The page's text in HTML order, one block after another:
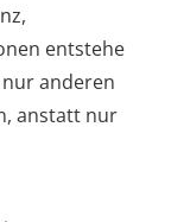
entstehe
anderen
anstatt nur